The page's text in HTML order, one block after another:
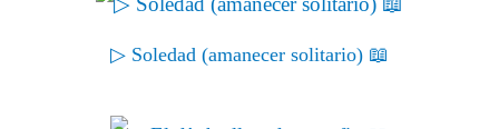
▷ Soledad (amanecer solitario) 📖